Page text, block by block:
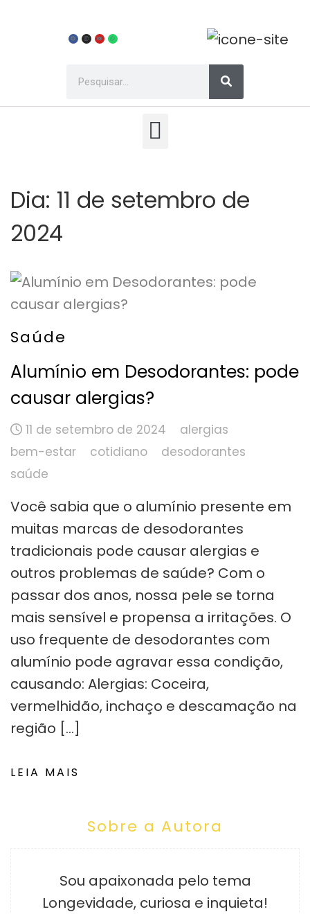
Dia: 11 de setembro de
2024
Saúde
Alumínio em Desodorantes: pode
causar alergias?
11 de setembro de 2024
alergias
bem-estar
cotidiano
desodorantes
saúde
Você sabia que o alumínio presente em
muitas marcas de desodorantes
tradicionais pode causar alergias e
outros problemas de saúde? Com o
passar dos anos, nossa pele se torna
mais sensível e propensa a irritações. O
uso frequente de desodorantes com
alumínio pode agravar essa condição,
causando: Alergias: Coceira,
vermelhidão, inchaço e descamação na
região […]
LEIA MAIS
Sobre a Autora
Sou apaixonada pelo tema
Longevidade, curiosa e inquieta!